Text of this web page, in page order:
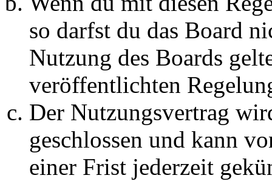
so darfst du das Board
Nutzung des Boards
veröffentlichten
Der Nutzungsvertrag
geschlossen und kann
einer Frist jederzeit